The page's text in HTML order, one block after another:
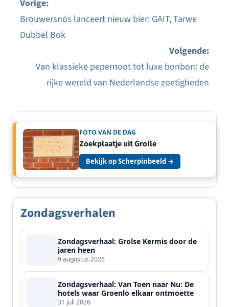
Bericht
Vorige:
Brouwersnös lanceert nieuw bier: GAIT, Tarwe
Dubbel Bok
Volgende:
Van klassieke pepernoot tot luxe bonbon: de
rijke wereld van Nederlandse zoetigheden
FOTO VAN DE DAG
Zoekplaatje uit Grolle
Bekijk op Scherpinbeeld →
Zondagsverhalen
Zondagsverhaal: Grolse Kermis door de
jaren heen
9 augustus 2026
Zondagsverhaal: Van Toen naar Nu: De
hotels waar Groenlo elkaar ontmoette
31 juli 2026